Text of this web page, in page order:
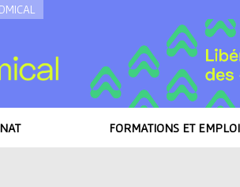
FORMATIONS ET